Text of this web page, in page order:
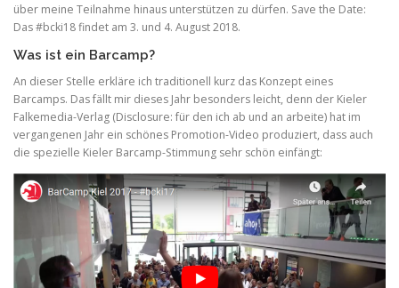
über meine Teilnahme hinaus unterstützen zu dürfen. Save the Date:
Das #bcki18 findet am 3. und 4. August 2018.
Was ist ein Barcamp?
An dieser Stelle erkläre ich traditionell kurz das Konzept eines
Barcamps. Das fällt mir dieses Jahr besonders leicht, denn der Kieler
Falkemedia-Verlag (Disclosure: für den ich ab und an arbeite) hat im
vergangenen Jahr ein schönes Promotion-Video produziert, dass auch
die spezielle Kieler Barcamp-Stimmung sehr schön einfängt: